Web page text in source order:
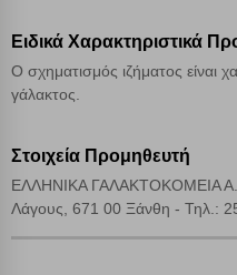
Ειδικά Χαρακτηριστικά
Ο σχηματισμός ιζήματος είναι
γάλακτος.
Στοιχεία Προμηθευτή
ΕΛΛΗΝΙΚΑ ΓΑΛΑΚΤΟΚΟΜΕΙΑ
Λάγους, 671 00 Ξάνθη - Τηλ.: